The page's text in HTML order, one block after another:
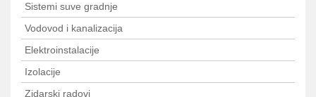
Sistemi suve gradnje
Vodovod i kanalizacija
Elektroinstalacije
Izolacije
Zidarski radovi